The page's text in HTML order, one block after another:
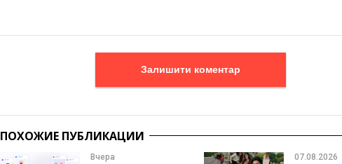
Залишити коментар
ПОХОЖИЕ ПУБЛИКАЦИИ
Вчера 07.08.2026